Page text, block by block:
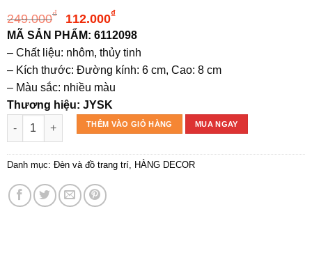
249.000₫
Giá
gốc
là:
249.000₫.
112.000₫Giá
hiện
tại
là:
MÃ SẢN PHẨM: 6112098
– Chất liệu: nhôm, thủy tinh
– Kích thước: Đường kính: 6 cm, Cao: 8 cm
– Màu sắc: nhiều màu
Thương hiệu: JYSK
Bộ 9 hạt châu trang trí | STJERNE | nhôm/thủy tinh | nhiều
THÊM VÀO GIỎ HÀNG MUA NGAY
Danh mục: Đèn và đồ trang trí HÀNG DECOR